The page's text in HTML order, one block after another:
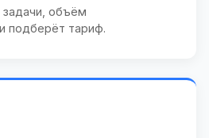
задачи, объём
подберёт тариф.